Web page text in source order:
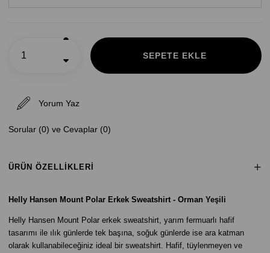
Yorum Yaz
Sorular (0) ve Cevaplar (0)
ÜRÜN ÖZELLIKLERI
Helly Hansen Mount Polar Erkek Sweatshirt - Orman Yeşili
Helly Hansen Mount Polar erkek sweatshirt, yarım fermuarlı hafif
tasarımı ile ılık günlerde tek başına, soğuk günlerde ise ara katman
olarak kullanabileceğiniz ideal bir sweatshirt. Hafif, tüylenmeyen ve